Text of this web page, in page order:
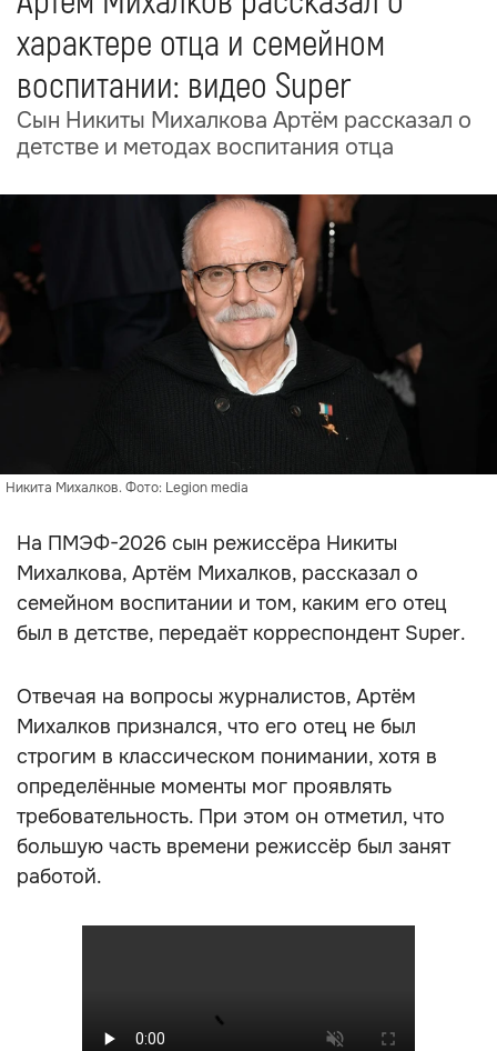
характере отца и семейном
воспитании: видео Super
Сын Никиты Михалкова Артём рассказал о
детстве и методах воспитания отца
Никита Михалков. Фото: Legion media
На ПМЭФ-2026 сын режиссёра Никиты
Михалкова, Артём Михалков, рассказал о
семейном воспитании и том, каким его отец
был в детстве, передаёт корреспондент Super.
Отвечая на вопросы журналистов, Артём
Михалков признался, что его отец не был
строгим в классическом понимании, хотя в
определённые моменты мог проявлять
требовательность. При этом он отметил, что
большую часть времени режиссёр был занят
работой.